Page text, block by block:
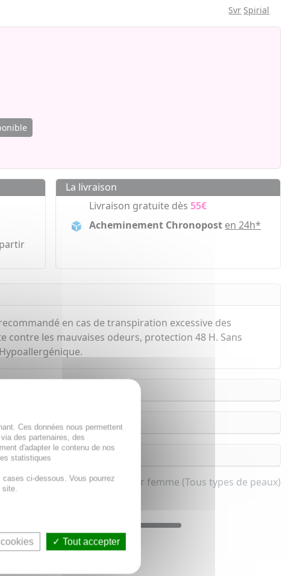
Svr Spirial
La livraison
Livraison gratuite dès55€
Acheminement Chronopost en 24h*
en cas de transpiration excessive des
les mauvaises odeurs, protection 48 H. Sans
Déodorant aisselle roll-on pour femme (Tous types de peaux)
Ces données nous permettent
des partenaires, des
d'adapter le contenu de nos
statistiques
ci-dessous. Vous pourrez
site.
Tout accepter